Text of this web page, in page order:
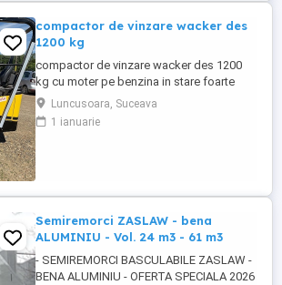
compactor de vinzare wacker des
1200 kg
compactor de vinzare wacker des 1200
kg cu moter pe benzina in stare foarte
buna de functionare cu vibratie si apa pt
valurii pentru mai multe detalii pe watzup
darius
Luncusoara, Suceava
1 ianuarie
Semiremorci ZASLAW - bena
ALUMINIU - Vol. 24 m3 - 61 m3
- SEMIREMORCI BASCULABILE ZASLAW -
BENA ALUMINIU - OFERTA SPECIALA 2026